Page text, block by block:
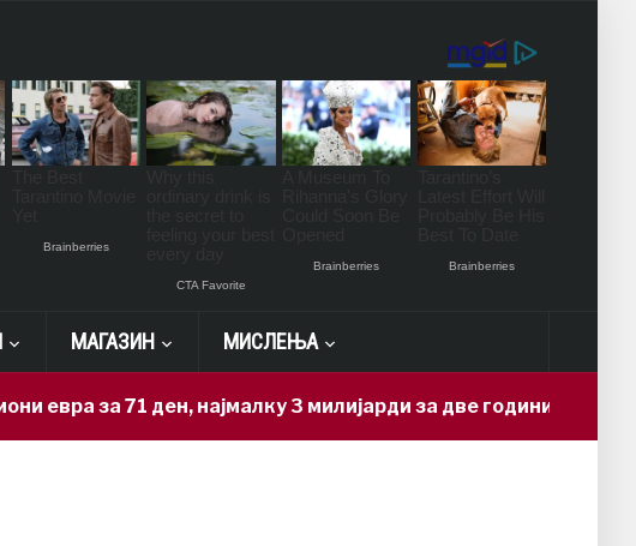
МАГАЗИН МИСЛЕЊА
за 71 ден, најмалку 3 милијарди за две години